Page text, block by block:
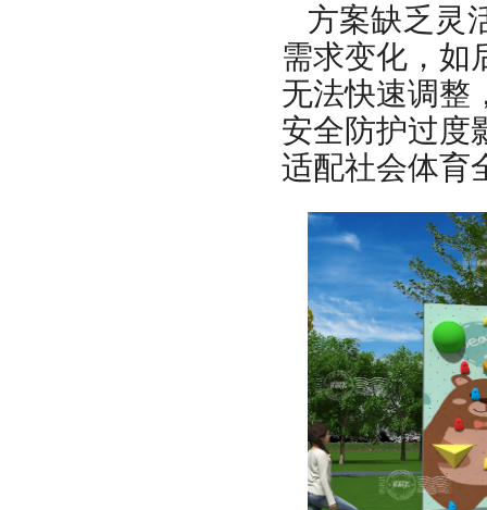
方案缺乏灵
需求变化，如
无法快速调整
安全防护过度
适配社会体育